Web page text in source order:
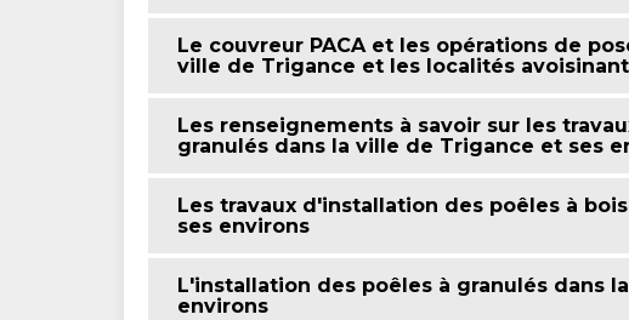
Le couvreur PACA et les opérations de
ville de Trigance et les localités
Les renseignements à savoir sur les
granulés dans la ville de Trigance et ses
Les travaux d'installation des poêles à
ses environs
L'installation des poêles à granulés dans
environs